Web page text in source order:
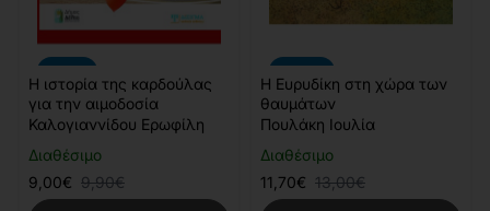
Διαθέσιμο
Η ιστορία της καρδούλας
για την αιμοδοσία
Καλογιαννίδου Ερωφίλη
9,00€ 9,90€
Διαθέσιμο
Η Ευρυδίκη στη χώρα των
θαυμάτων
Πουλάκη Ιουλία
11,70€ 13,00€